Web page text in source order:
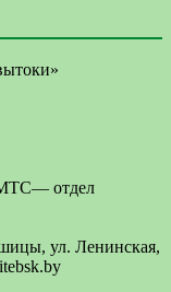
МТС— отдел
ул. Ленинская,